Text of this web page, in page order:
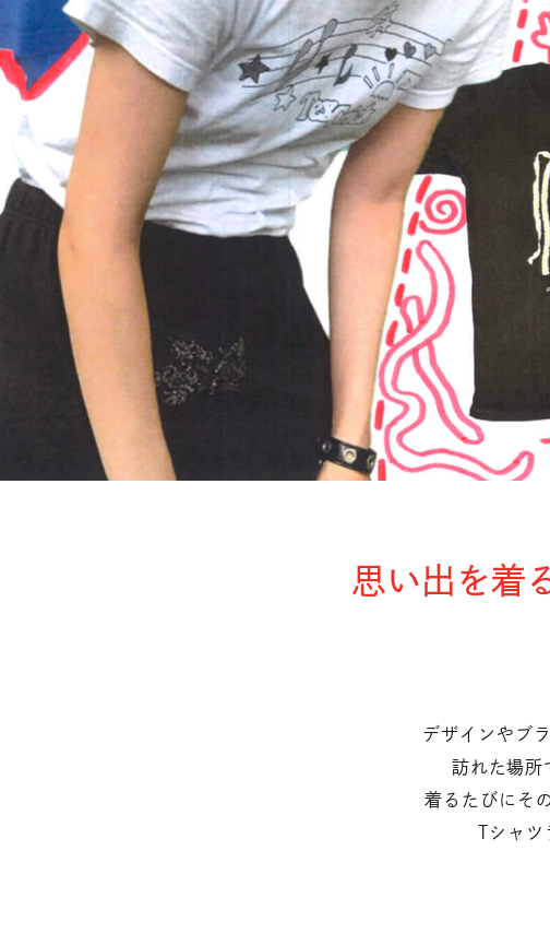
思い出を着
デザインやブ
訪れた場所
着るたびにそ
Tシャ